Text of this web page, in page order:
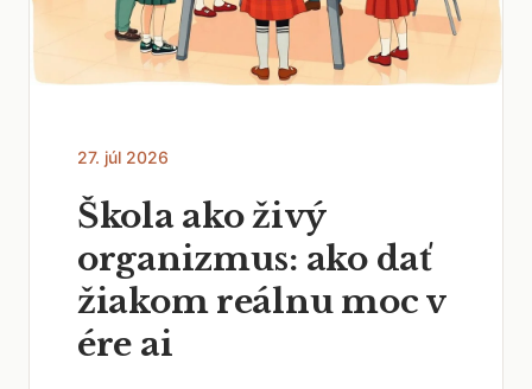
27. júl 2026
Škola ako živý
organizmus: ako dať
žiakom reálnu moc v
ére ai